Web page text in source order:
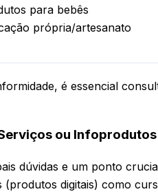
para bebês
própria/artesanato
é essencial
ou
dúvidas e um ponto
digitais) como